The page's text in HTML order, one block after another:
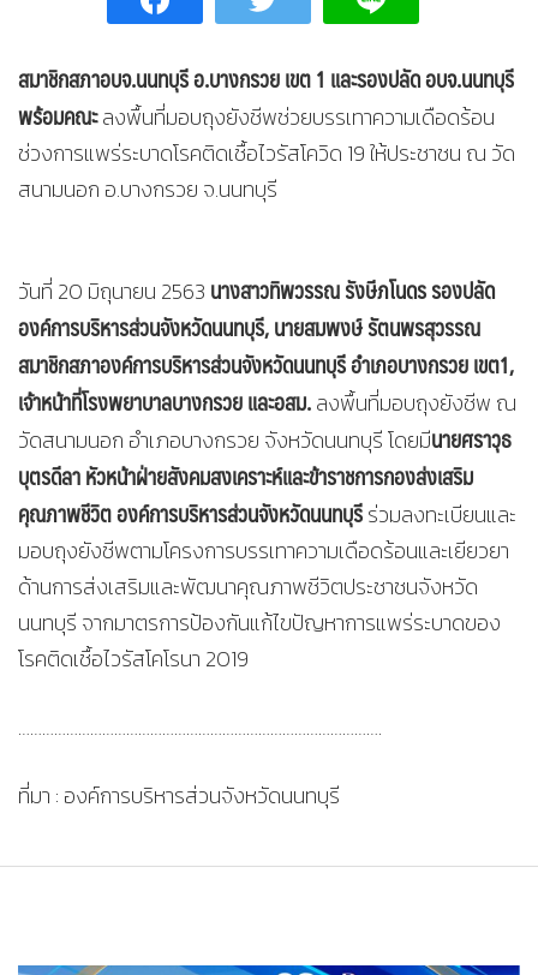
สมาชิกสภาอบจ.นนทบุรี อ.บางกรวย เขต 1 และรองปลัด อบจ.นนทบุรี
พร้อมคณะลงพื้นที่มอบถุงยังชีพช่วยบรรเทาความเดือดร้อน
ช่วงการแพร่ระบาดโรคติดเชื้อไวรัสโควิด 19 ให้ประชาชน ณ วัด
สนามนอก อ.บางกรวย จ.นนทบุรี
วันที่ 20 มิถุนายน 2563 นางสาวทิพวรรณ รังษีภโนดร รองปลัด
องค์การบริหารส่วนจังหวัดนนทบุรี,นายสมพงษ์ รัตนพรสุวรรณ
สมาชิกสภาองค์การบริหารส่วนจังหวัดนนทบุรี อำเภอบางกรวย เขต1,
เจ้าหน้าที่โรงพยาบาลบางกรวย และอสม.ลงพื้นที่มอบถุงยังชีพ ณ
วัดสนามนอก อำเภอบางกรวย จังหวัดนนทบุรี โดยมีนายศราวุธ
บุตรดีลา หัวหน้าฝ่ายสังคมสงเคราะห์และข้าราชการกองส่งเสริม
คุณภาพชีวิต องค์การบริหารส่วนจังหวัดนนทบุรีร่วมลงทะเบียนและ
มอบถุงยังชีพตามโครงการบรรเทาความเดือดร้อนและเยียวยา
ด้านการส่งเสริมและพัฒนาคุณภาพชีวิตประชาชนจังหวัด
นนทบุรี จากมาตรการป้องกันแก้ไขปัญหาการแพร่ระบาดของ
โรคติดเชื้อไวรัสโคโรนา 2019
……………………………………………………………………………….
ที่มา : องค์การบริหารส่วนจังหวัดนนทบุรี